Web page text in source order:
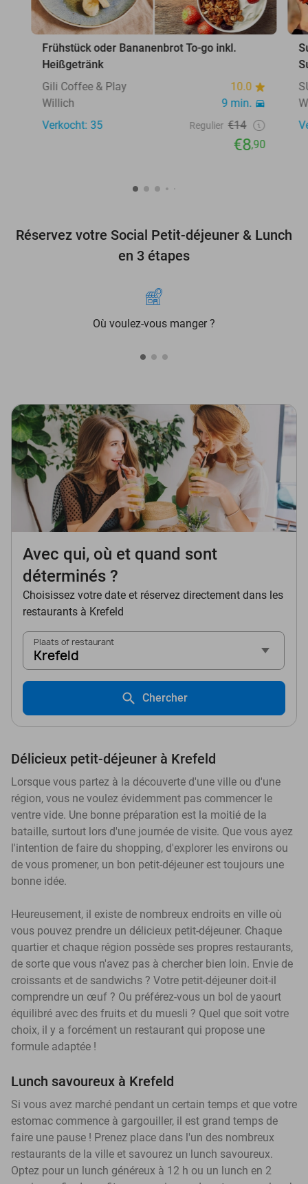
Frühstück oder Bananenbrot To-go inkl.
Heißgetränk
Gili Coffee & Play
10.0
Willich
9 min.
Verkocht: 35
Regulier €14
€8,90
Réservez votre Social Petit-déjeuner & Lunch
en 3 étapes
Où voulez-vous manger ?
Avec qui, où et quand sont
déterminés ?
Choisissez votre date et réservez directement dans les
restaurants à Krefeld
Plaats of restaurant
Krefeld
Chercher
Délicieux petit-déjeuner à Krefeld
Lorsque vous partez à la découverte d'une ville ou d'une
région, vous ne voulez évidemment pas commencer le
ventre vide. Une bonne préparation est la moitié de la
bataille, surtout lors d'une journée de visite. Que vous ayez
l'intention de faire du shopping, d'explorer les environs ou
de vous promener, un bon petit-déjeuner est toujours une
bonne idée.
Heureusement, il existe de nombreux endroits en ville où
vous pouvez prendre un délicieux petit-déjeuner. Chaque
quartier et chaque région possède ses propres restaurants,
de sorte que vous n'avez pas à chercher bien loin. Envie de
croissants et de sandwichs ? Votre petit-déjeuner doit-il
comprendre un œuf ? Ou préférez-vous un bol de yaourt
équilibré avec des fruits et du muesli ? Quel que soit votre
choix, il y a forcément un restaurant qui propose une
formule adaptée !
Lunch savoureux à Krefeld
Si vous avez marché pendant un certain temps et que votre
estomac commence à gargouiller, il est grand temps de
faire une pause ! Prenez place dans l'un des nombreux
restaurants de la ville et savourez un lunch savoureux.
Optez pour un lunch généreux à 12 h ou un lunch en 2